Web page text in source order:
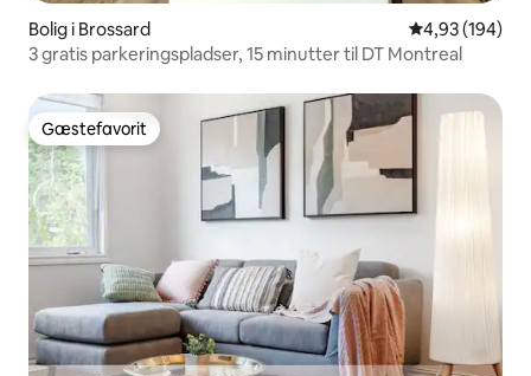
Bolig i Brossard 4,93 ud af 5 i
4,93 (194)
3 gratis parkeringspladser, 15 minutter til DT Montreal
Gæstefavorit
Gæstefavorit